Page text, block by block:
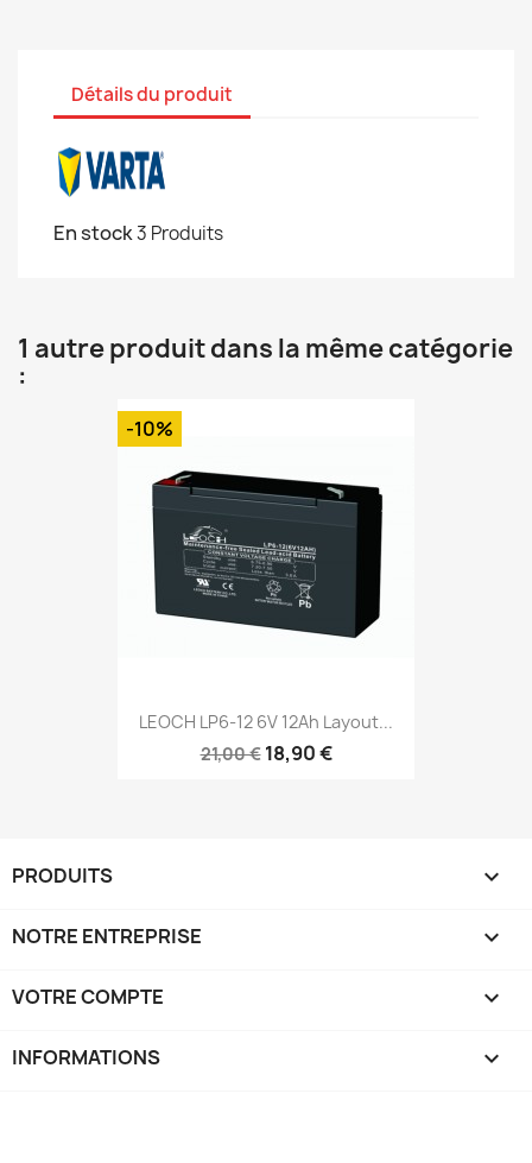
Détails du produit
En stock3 Produits
1 autre produit dans la même catégorie
:
LEOCH LP6-12 6V 12Ah Layout...
21,00 € 18,90 €
-10%
PRODUITS 
NOTRE ENTREPRISE 
VOTRE COMPTE 
INFORMATIONS keyboard_arrow_down